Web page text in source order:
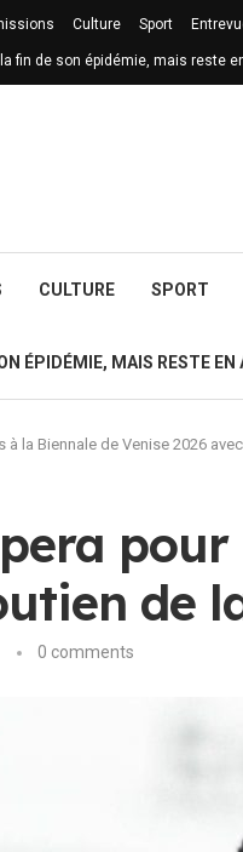
Culture Sport
la fin de son épidémie, mais reste
CULTURE SPORT
ÉPIDÉMIE, MAIS RESTE
la Biennale de Venise 2026
de
0 comments